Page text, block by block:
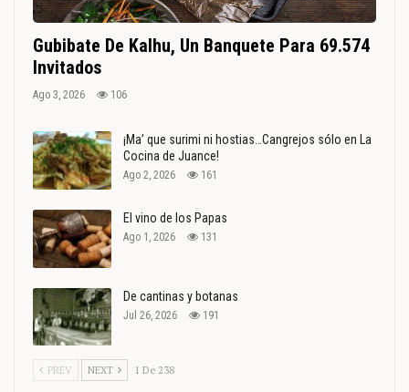
Gubibate De Kalhu, Un Banquete Para 69.574
Invitados
Ago 3, 2026 106
¡Ma’ que surimi ni hostias…Cangrejos sólo en La
Cocina de Juance!
Ago 2, 2026 161
El vino de los Papas
Ago 1, 2026 131
De cantinas y botanas
Jul 26, 2026 191
PREV NEXT 1 De 238